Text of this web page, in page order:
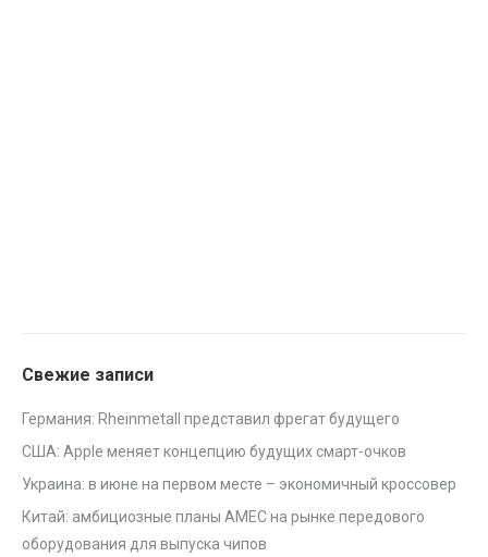
Свежие записи
Германия: Rheinmetall представил фрегат будущего
США: Apple меняет концепцию будущих смарт-очков
Украина: в июне на первом месте – экономичный кроссовер
Китай: амбициозные планы AMEC на рынке передового
оборудования для выпуска чипов